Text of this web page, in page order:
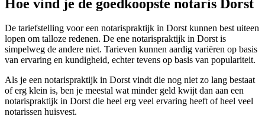
Hoe vind je de goedkoopste notaris Dorst
De tariefstelling voor een notarispraktijk in Dorst kunnen best uiteen
lopen om talloze redenen. De ene notarispraktijk in Dorst is
simpelweg de andere niet. Tarieven kunnen aardig variëren op basis
van ervaring en kundigheid, echter tevens op basis van populariteit.
Als je een notarispraktijk in Dorst vindt die nog niet zo lang bestaat
of erg klein is, ben je meestal wat minder geld kwijt dan aan een
notarispraktijk in Dorst die heel erg veel ervaring heeft of heel veel
notarissen huisvest.